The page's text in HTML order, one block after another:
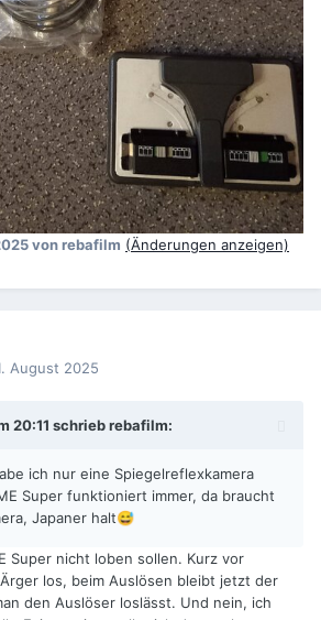
von rebafilm (Änderungen anzeigen)
August 2025
20:11 schriebrebafilm:
ich nur eine Spiegelreflexkamera
Super funktioniert immer, da braucht
Japaner halt😅
Super nicht loben sollen. Kurz vor
los, beim Auslösen bleibt jetzt der
den Auslöser loslässt. Und nein, ich